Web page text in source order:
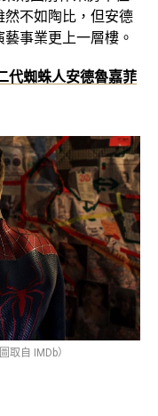
不如陶比，但安德
事業更上一層樓。
代蜘蛛人安德魯嘉菲
取自 IMDb）